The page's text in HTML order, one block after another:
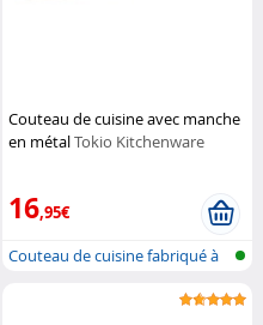
Couteau de cuisine avec manche
en métalTokio Kitchenware
16,95€
Couteau de cuisine fabriqué à